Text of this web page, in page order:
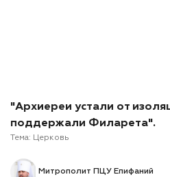
"Архиереи устали от
поддержали Филарета".
Тема: Церковь
Митрополит ПЦУ Епифаний